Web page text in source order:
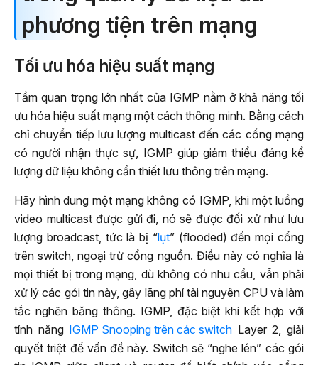
phương tiện trên mạng
Tối ưu hóa hiệu suất mạng
Tầm quan trọng lớn nhất của IGMP nằm ở khả năng tối
ưu hóa hiệu suất mạng một cách thông minh. Bằng cách
chỉ chuyển tiếp lưu lượng multicast đến các cổng mạng
có người nhận thực sự, IGMP giúp giảm thiểu đáng kể
lượng dữ liệu không cần thiết lưu thông trên mạng.
Hãy hình dung một mạng không có IGMP, khi một luồng
video multicast được gửi đi, nó sẽ được đối xử như lưu
lượng broadcast, tức là bị “lụt” (flooded) đến mọi cổng
trên switch, ngoại trừ cổng nguồn. Điều này có nghĩa là
mọi thiết bị trong mạng, dù không có nhu cầu, vẫn phải
xử lý các gói tin này, gây lãng phí tài nguyên CPU và làm
tắc nghẽn băng thông. IGMP, đặc biệt khi kết hợp với
tính năng IGMP Snooping trên các switch Layer 2, giải
quyết triệt để vấn đề này. Switch sẽ “nghe lén” các gói